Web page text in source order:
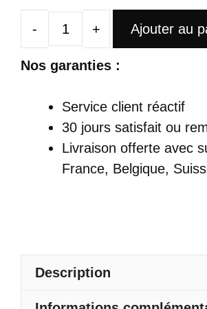
quantité
de
Satin
Longue
Décolleté
Plongeant
Ajouter au
Nos garanties :
Service client réactif
30 jours satisfait ou
Livraison offerte avec
France, Belgique,
Description